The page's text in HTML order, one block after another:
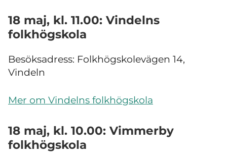
18 maj, kl. 11.00: Vindelns
folkhögskola
Besöksadress: Folkhögskolevägen 14,
Vindeln
Mer om Vindelns folkhögskola
18 maj, kl. 10.00: Vimmerby
folkhögskola